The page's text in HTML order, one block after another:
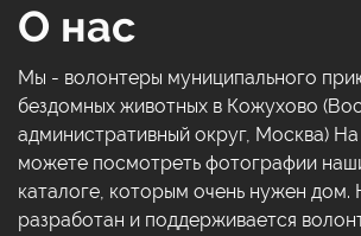
О нас
Мы - волонтеры муниципального
бездомных животных в Кожухово
административный округ, Москва)
можете посмотреть фотографии
каталоге, которым очень нужен дом.
разработан и поддерживается